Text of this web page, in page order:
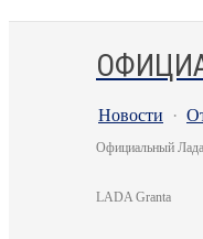
Новости ·
Официальный
LADA Granta